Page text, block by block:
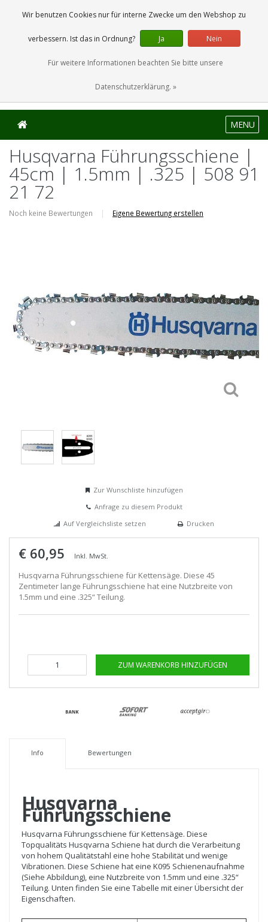
0 Artikel
MENU
Husqvarna Führungsschiene |
45cm | 1.5mm | .325 | 508 91
21 72
Noch keine Bewertungen | Eigene Bewertung erstellen
Zur Wunschliste hinzufügen
Anfrage zu diesem Produkt
Auf Vergleichsliste setzen
Drucken
€ 60,95 Inkl. MwSt.
Husqvarna Führungsschiene für Kettensäge. Diese 45
Zentimeter lange Führungsschiene hat eine Nutzbreite von
1.5mm und eine .325“ Teilung.
ZUM WARENKORB HINZUFÜGEN
Info Bewertungen
Husqvarna
Führungsschiene
Husqvarna Führungsschiene für Kettensäge. Diese
Topqualitäts Husqvarna Schiene hat durch die Verarbeitung
von hohem Qualitätstahl eine hohe Stabilität und wenige
Vibrationen. Diese Schiene hat eine K095 Schienenaufnahme
(Siehe Abbildung), eine Nutzbreite von 1.5mm und eine .325“
Teilung. Unten finden Sie eine Tabelle mit einer Übersicht der
Eigenschaften.
Wir benutzen Cookies nur für interne Zwecke um den Webshop zu
verbessern. Ist das in Ordnung? Ja Nein
Für weitere Informationen beachten Sie bitte unsere
Datenschutzerklärung. »